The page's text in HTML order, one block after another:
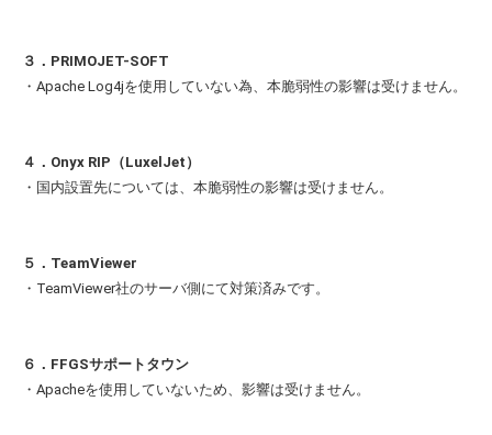
３．PRIMOJET-SOFT
・Apache Log4jを使用していない為、本脆弱性の影響は受けません。
４．Onyx RIP（LuxelJet）
・国内設置先については、本脆弱性の影響は受けません。
５．TeamViewer
・TeamViewer社のサーバ側にて対策済みです。
６．FFGSサポートタウン
・Apacheを使用していないため、影響は受けません。